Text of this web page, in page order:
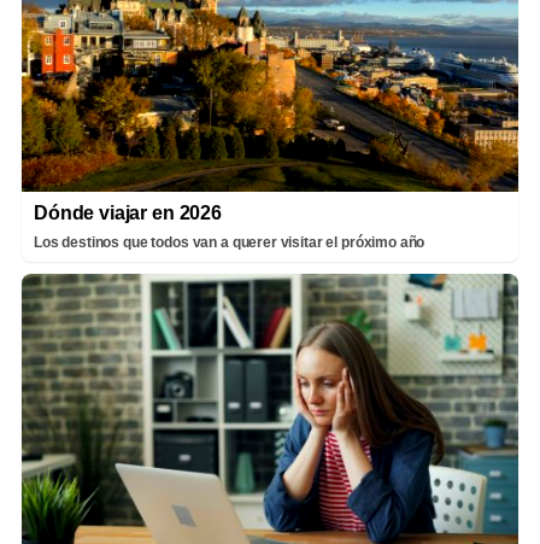
Dónde viajar en 2026
Los destinos que todos van a querer visitar el próximo año